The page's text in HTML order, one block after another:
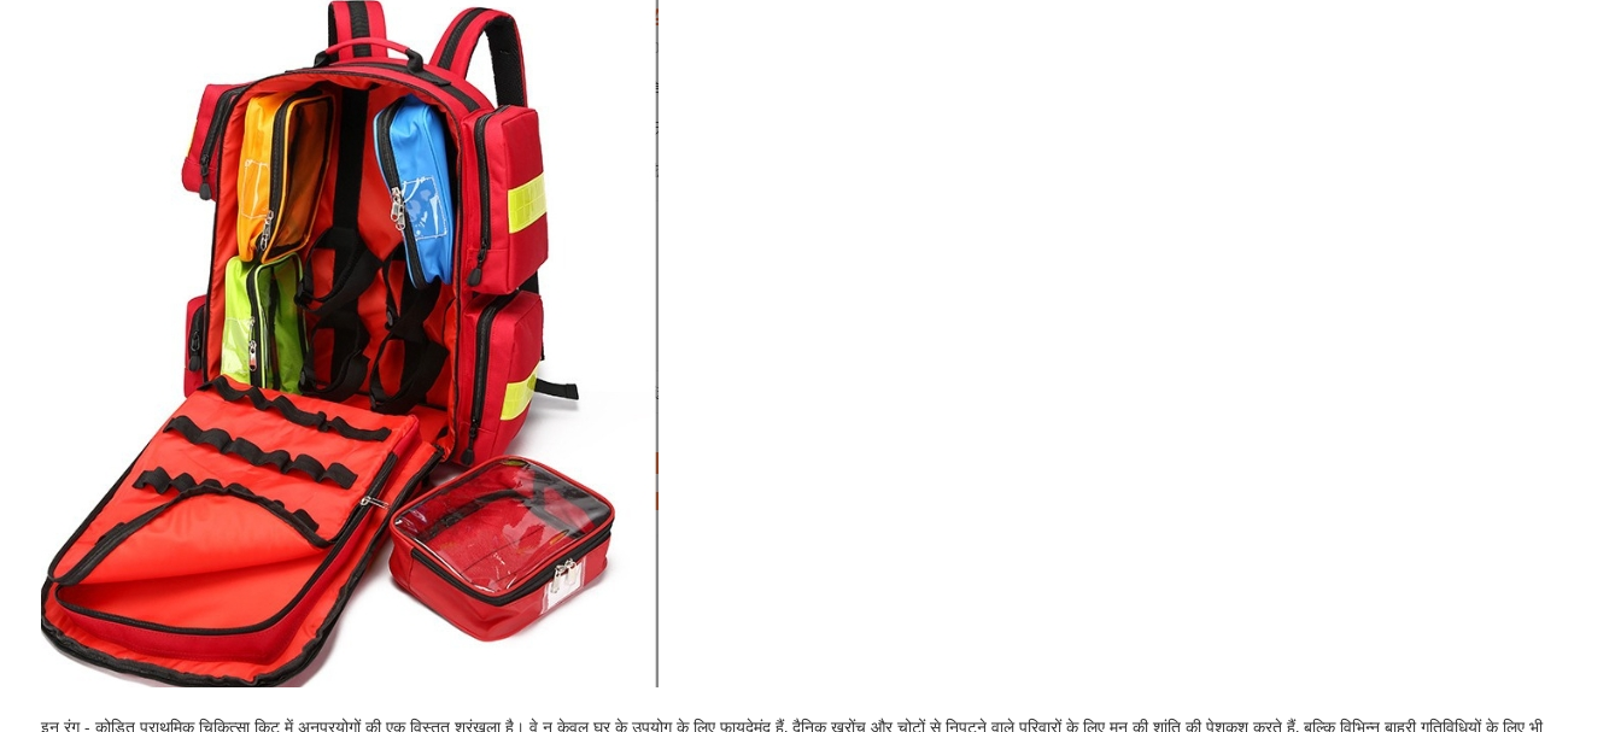
इन रंग - कोडित प्राथमिक चिकित्सा किट में अनुप्रयोगों की एक विस्तृत श्रृंखला है। वे न केवल घर के उपयोग के लिए फायदेमंद हैं, दैनिक खरोंच और चोटों से निपटने वाले परिवारों के लिए मन की शांति की पेशकश करते हैं, बल्कि विभिन्न बाहरी गतिविधियों के लिए भी